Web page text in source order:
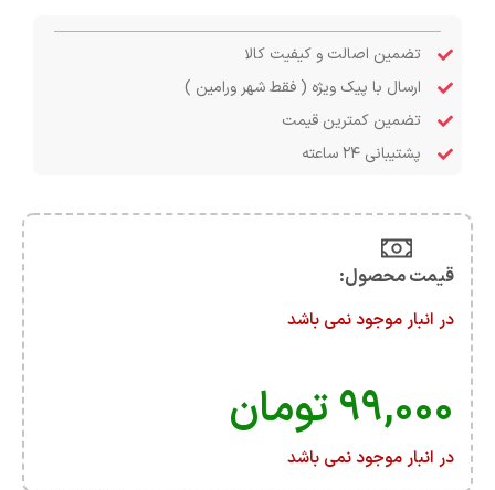
تضمین اصالت و کیفیت کالا
ارسال با پیک ویژه ( فقط شهر ورامین )
تضمین کمترین قیمت
پشتیبانی ۲۴ ساعته
قیمت محصول:​
در انبار موجود نمی باشد
۹۹,۰۰۰تومان
در انبار موجود نمی باشد